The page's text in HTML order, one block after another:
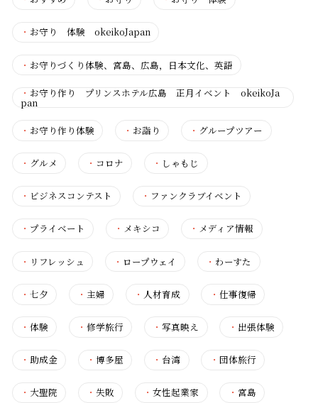
・ お守り 体験 okeikoJapan
・ お守りづくり体験、宮島、広島，日本文化、英語
・ お守り作り プリンスホテル広島 正月イベント okeikoJa
pan
・ お守り作り体験 ・ お詣り ・ グループツアー
・ グルメ ・ コロナ ・ しゃもじ
・ ビジネスコンテスト ・ ファンクラブイベント
・ プライベート ・ メキシコ ・ メディア情報
・ リフレッシュ ・ ロープウェイ ・ わーすた
・ 七夕 ・主婦 ・ 人材育成 ・ 仕事復帰
・ 体験 ・修学旅行 ・写真映え ・ 出張体験
・ 助成金 ・博多屋 ・ 台湾 ・ 団体旅行
・ 大聖院 ・失敗 ・女性起業家 ・ 宮島